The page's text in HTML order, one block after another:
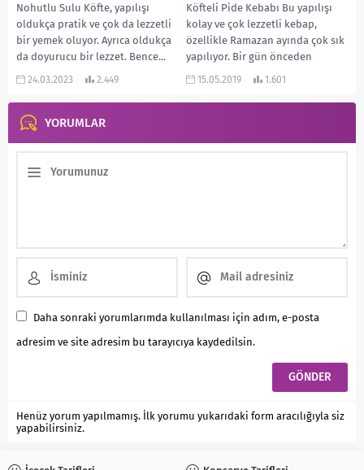
Nohutlu Sulu Köfte, yapılışı
oldukça pratik ve çok da lezzetli
bir yemek oluyor. Ayrıca oldukça
da doyurucu bir lezzet. Bence...
24.03.2023 2.449
Köfteli Pide Kebabı Bu yapılışı
kolay ve çok lezzetli kebap,
özellikle Ramazan ayında çok sık
yapılıyor. Bir gün önceden
alınmış...
15.05.2019 1.601
YORUMLAR
Daha sonraki yorumlarımda kullanılması için adım, e-posta
adresim ve site adresim bu tarayıcıya kaydedilsin.
Henüz yorum yapılmamış. İlk yorumu yukarıdaki form aracılığıyla siz
yapabilirsiniz.